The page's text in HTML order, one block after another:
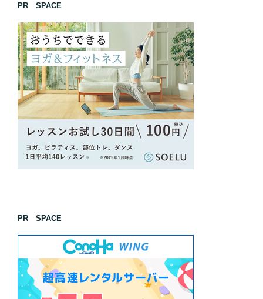
PR SPACE
PR SPACE